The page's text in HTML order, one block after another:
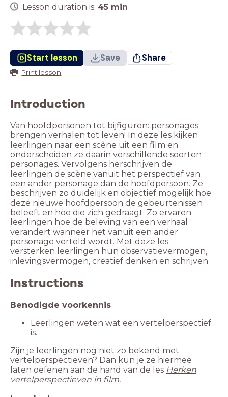
Lesson duration is: 45 min
Start lesson Save Share
Print lesson
Introduction
Van hoofdpersonen tot bijfiguren: personages
brengen verhalen tot leven! In deze les kijken
leerlingen naar een scène uit een film en
onderscheiden ze daarin verschillende soorten
personages. Vervolgens herschrijven de
leerlingen de scène vanuit het perspectief van
een ander personage dan de hoofdpersoon. Ze
beschrijven zo duidelijk en objectief mogelijk hoe
deze nieuwe hoofdpersoon de gebeurtenissen
beleeft en hoe die zich gedraagt. Zo ervaren
leerlingen hoe de beleving van een verhaal
verandert wanneer het vanuit een ander
personage verteld wordt. Met deze les
versterken leerlingen hun observatievermogen,
inlevingsvermogen, creatief denken en schrijven.
Instructions
Leerlingen weten wat een vertelperspectief
is.
Zijn je leerlingen nog niet zo bekend met
vertelperspectieven? Dan kun je ze hiermee
laten oefenen aan de hand van de les Herken